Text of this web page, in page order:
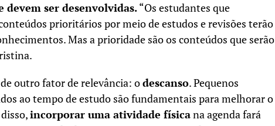
devem ser desenvolvidas.“Os estudantes que
prioritários por meio de estudos e revisões terão
Mas a prioridade são os conteúdos que serão
outro fator de relevância: odescanso. Pequenos
ao tempo de estudo são fundamentais para melhorar o
incorporar uma atividade físicana agenda fará